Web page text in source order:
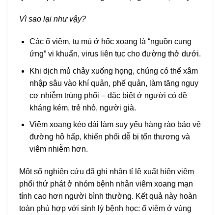
Vì sao lại như vậy?
Các ổ viêm, tụ mủ ở hốc xoang là “nguồn cung
ứng” vi khuẩn, virus liên tục cho đường thở dưới.
Khi dịch mủ chảy xuống họng, chúng có thể xâm
nhập sâu vào khí quản, phế quản, làm tăng nguy
cơ nhiễm trùng phổi – đặc biệt ở người có đề
kháng kém, trẻ nhỏ, người già.
Viêm xoang kéo dài làm suy yếu hàng rào bảo vệ
đường hô hấp, khiến phổi dễ bị tổn thương và
viêm nhiễm hơn.
Một số nghiên cứu đã ghi nhận tỉ lệ xuất hiện viêm
phổi thứ phát ở nhóm bệnh nhân viêm xoang mạn
tính cao hơn người bình thường. Kết quả này hoàn
toàn phù hợp với sinh lý bệnh học: ổ viêm ở vùng